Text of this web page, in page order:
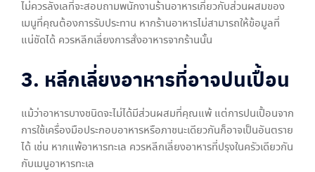
ไม่ควรลังเลที่จะสอบถามพนักงานร้านอาหารเกี่ยวกับส่วนผสมของ
เมนูที่คุณต้องการรับประทาน หากร้านอาหารไม่สามารถให้ข้อมูลที่
แน่ชัดได้ ควรหลีกเลี่ยงการสั่งอาหารจากร้านนั้น
3. หลีกเลี่ยงอาหารที่อาจปนเปื้อน
แม้ว่าอาหารบางชนิดจะไม่ได้มีส่วนผสมที่คุณแพ้ แต่การปนเปื้อนจาก
การใช้เครื่องมือประกอบอาหารหรือภาชนะเดียวกันก็อาจเป็นอันตราย
ได้ เช่น หากแพ้อาหารทะเล ควรหลีกเลี่ยงอาหารที่ปรุงในครัวเดียวกัน
กับเมนูอาหารทะเล